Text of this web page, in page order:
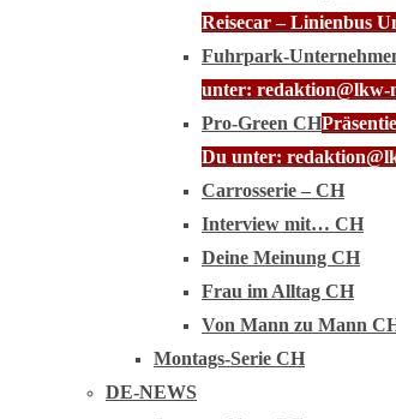
Reisecar – Linienbus
Fuhrpark-
unter: redaktion@lkw-
Pro-Green CH
Du unter:
Carrosserie – CH
Interview mit… CH
Deine Meinung CH
Frau im Alltag CH
Von Mann zu Mann
Montags-Serie CH
DE-NEWS